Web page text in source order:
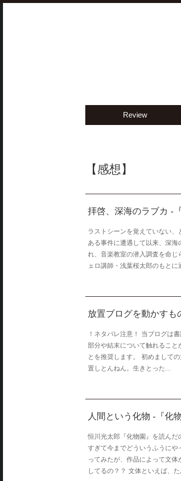
Review
【感想】
拝啓、深海のラブカ -
ラストシーンを覚えていない
ある事件に遭遇して以来、深
れ、音楽教室の潜入調査を命
ェロ講師・浅葉桜太郎のもと
放置ブログを動かすも
！ネタバレ注意！ 当ブログは
部分や結末について触れること
とを推奨します。 初めまして
置しとんねん。生きとった...
人間という化物 -『化
恒川光太郎『化物園』を読んだ
すぎて今までどういうふうに
ってみたが、作品によって文
してるの？？ 文体といえば、た